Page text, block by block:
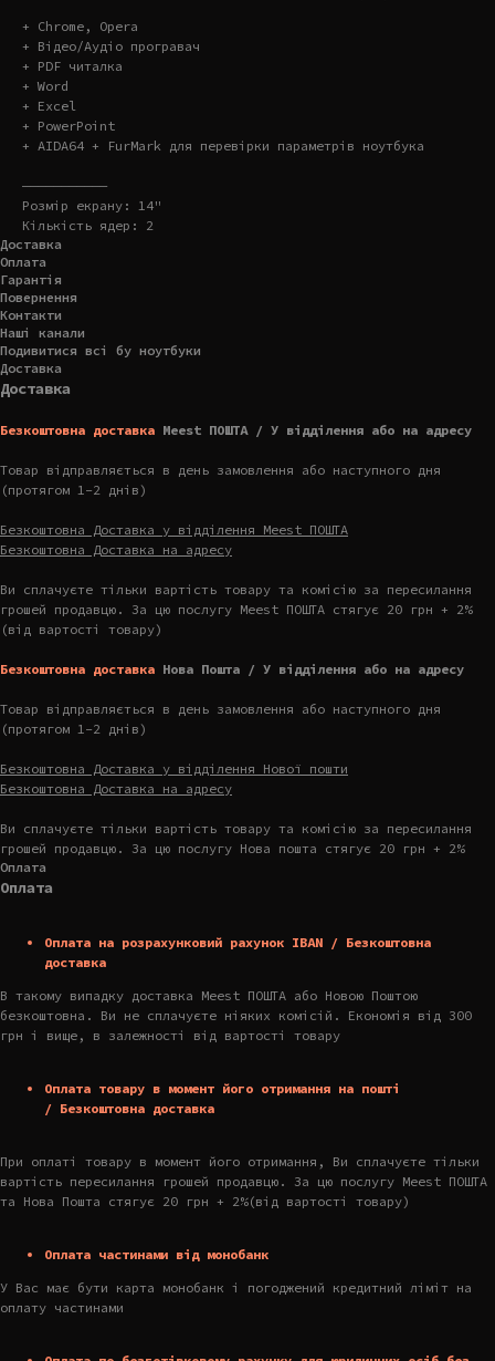
+ Chrome, Opera
+ Відео/Аудіо програвач
+ PDF читалка
+ Word
+ Excel
+ PowerPoint
+ AIDA64 + FurMark для перевірки параметрів ноутбука
———————————
Розмір екрану: 14"
Кількість ядер: 2
Доставка
Оплата
Гарантія
Повернення
Контакти
Наші канали
Подивитися всі бу ноутбуки
Доставка
Доставка
Безкоштовна доставка Meest ПОШТА / У відділення або на адресу
Товар відправляється в день замовлення або наступного дня
(протягом 1-2 днів)
Безкоштовна Доставка у відділення Meest ПОШТА
Безкоштовна Доставка на адресу
Ви сплачуєте тільки вартість товару та комісію за пересилання
грошей продавцю. За цю послугу Meest ПОШТА стягує 20 грн + 2%
(від вартості товару)
Безкоштовна доставка Нова Пошта / У відділення або на адресу
Товар відправляється в день замовлення або наступного дня
(протягом 1-2 днів)
Безкоштовна Доставка у відділення Нової пошти
Безкоштовна Доставка на адресу
Ви сплачуєте тільки вартість товару та комісію за пересилання
грошей продавцю. За цю послугу Нова пошта стягує 20 грн + 2%
Оплата
Оплата
Оплата на розрахунковий рахунок IBAN / Безкоштовна
доставка
В такому випадку доставка Meest ПОШТА або Новою Поштою
безкоштовна. Ви не сплачуєте ніяких комісій. Економія від 300
грн і вище, в залежності від вартості товару
Оплата товару в момент його отримання на пошті
/ Безкоштовна доставка
При оплаті товару в момент його отримання, Ви сплачуєте тільки
вартість пересилання грошей продавцю. За цю послугу Meest ПОШТА
та Нова Пошта стягує 20 грн + 2%(від вартості товару)
Оплата частинами від монобанк
У Вас має бути карта монобанк і погоджений кредитний ліміт на
оплату частинами